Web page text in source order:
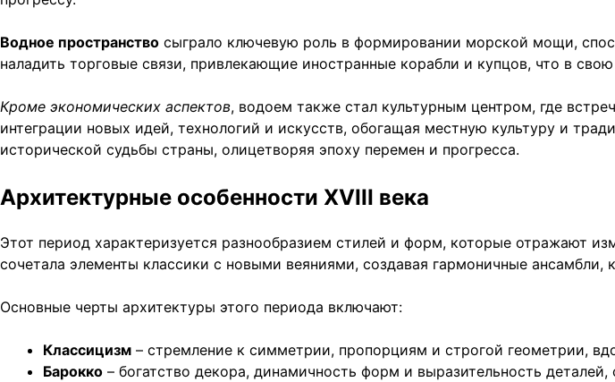
Водное пространство сыграло ключевую роль в формировании морской мощи,
наладить торговые связи, привлекающие иностранные корабли и купцов, что в
Кроме экономических аспектов, водоем также стал культурным центром, где
интеграции новых идей, технологий и искусств, обогащая местную культуру и
исторической судьбы страны, олицетворяя эпоху перемен и прогресса.
Архитектурные особенности XVIII века
Этот период характеризуется разнообразием стилей и форм, которые отражают
сочетала элементы классики с новыми веяниями, создавая гармоничные
Основные черты архитектуры этого периода включают:
Классицизм – стремление к симметрии, пропорциям и строгой геометрии,
Барокко – богатство декора, динамичность форм и выразительность